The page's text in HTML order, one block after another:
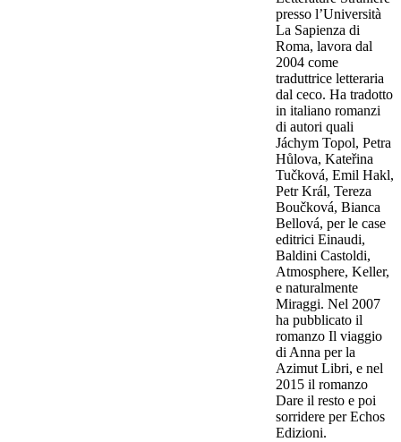
presso l’Università
La Sapienza di
Roma, lavora dal
2004 come
traduttrice letteraria
dal ceco. Ha tradotto
in italiano romanzi
di autori quali
Jáchym Topol, Petra
Hůlova, Kateřina
Tučková, Emil Hakl,
Petr Král, Tereza
Boučková, Bianca
Bellová, per le case
editrici Einaudi,
Baldini Castoldi,
Atmosphere, Keller,
e naturalmente
Miraggi. Nel 2007
ha pubblicato il
romanzo Il viaggio
di Anna per la
Azimut Libri, e nel
2015 il romanzo
Dare il resto e poi
sorridere per Echos
Edizioni.